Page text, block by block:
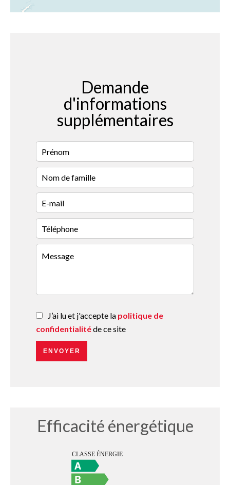
Demande
d'informations
supplémentaires
J’ai lu et j'accepte la politique de
confidentialitéde ce site
ENVOYER
Efficacité énergétique